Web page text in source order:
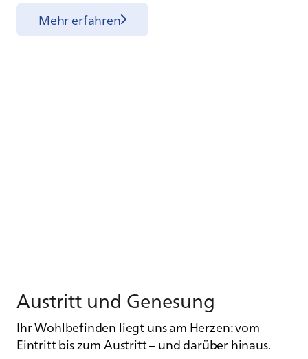
Mehr erfahren
Aus­tritt und Ge­ne­sung
Ihr Wohlbefinden liegt uns am Herzen: vom
Eintritt bis zum Austritt – und darüber hinaus.